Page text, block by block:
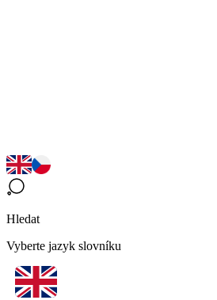
Hledat
Vyberte jazyk slovníku